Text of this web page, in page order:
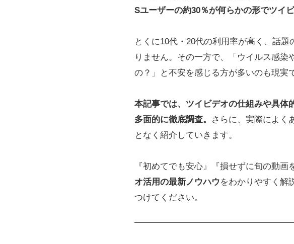
Sユーザーの約30％が何らかの形でツイ
とくに10代・20代の利用率が高く、話
りません。その一方で、「ウイルス感
の？」と不安を感じる方が多いのも現実
本記事では、ツイビデオの仕組みや具体
多面的に徹底調査。
さらに、実際によく
となく紹介していきます。
『初めてでも安心』『損せずに旬の動
オ活用の最新ノウハウをわかりやすく解
つけてください。